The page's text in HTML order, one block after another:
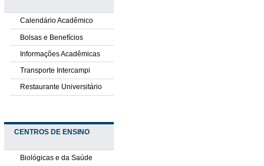
Calendário Acadêmico
Bolsas e Benefícios
Informações Acadêmicas
Transporte Intercampi
Restaurante Universitário
CENTROS DE ENSINO
Biológicas e da Saúde